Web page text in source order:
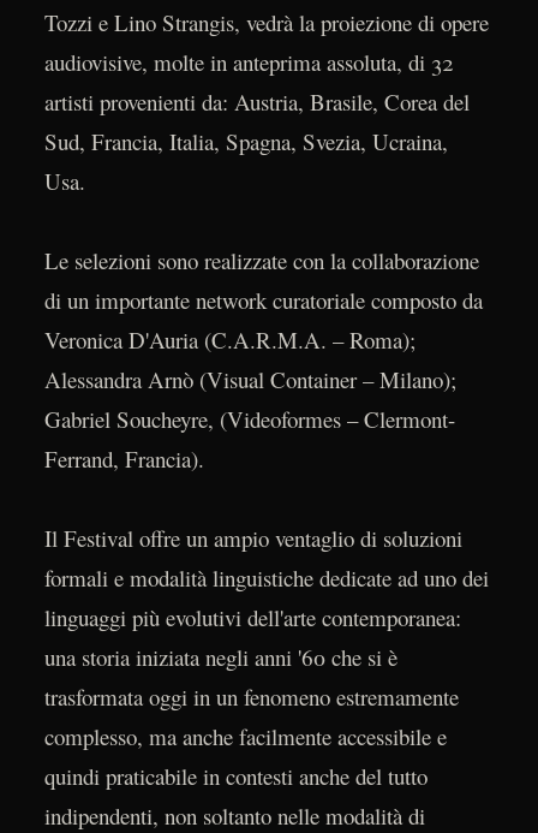
Tozzi e Lino Strangis, vedrà la proiezione di opere
audiovisive, molte in anteprima assoluta, di 32
artisti provenienti da: Austria, Brasile, Corea del
Sud, Francia, Italia, Spagna, Svezia, Ucraina,
Usa.
Le selezioni sono realizzate con la collaborazione
di un importante network curatoriale composto da
Veronica D'Auria (C.A.R.M.A. – Roma);
Alessandra Arnò (Visual Container – Milano);
Gabriel Soucheyre, (Videoformes – Clermont-
Ferrand, Francia).
Il Festival offre un ampio ventaglio di soluzioni
formali e modalità linguistiche dedicate ad uno dei
linguaggi più evolutivi dell'arte contemporanea:
una storia iniziata negli anni '60 che si è
trasformata oggi in un fenomeno estremamente
complesso, ma anche facilmente accessibile e
quindi praticabile in contesti anche del tutto
indipendenti, non soltanto nelle modalità di